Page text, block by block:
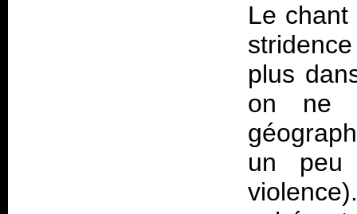
Le
plus
on ne
un peu